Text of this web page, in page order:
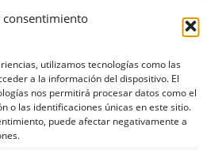
consentimiento
utilizamos tecnologías como las
a la información del dispositivo. El
nos permitirá procesar datos como el
o las identificaciones únicas en este sitio.
puede afectar negativamente a
primer piso 28006 Madrid
L61 (Diego de León), L12